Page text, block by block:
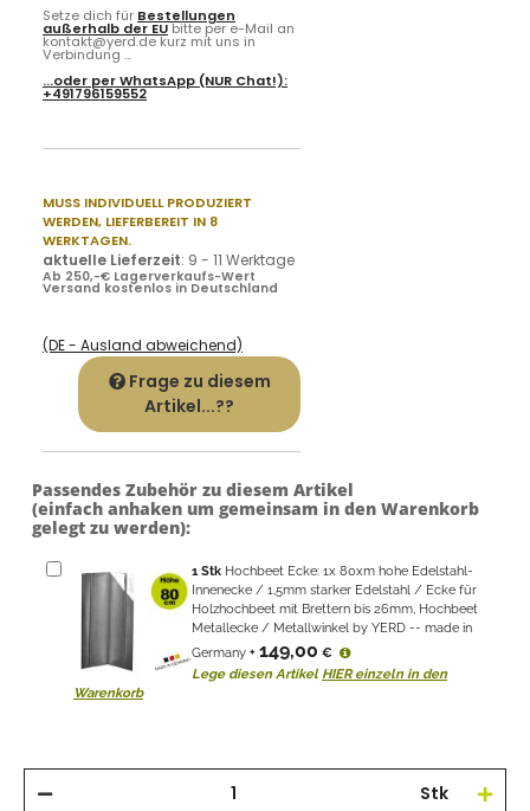
Setze dich für Bestellungen
außerhalb der EUbitte per e-Mail an
kontakt@yerd.de kurz mit uns in
Verbindung ...
...oder perWhatsApp (NUR Chat!):
+491796159552
MUSS INDIVIDUELL PRODUZIERT
WERDEN, LIEFERBEREIT IN 8
WERKTAGEN.
aktuelle Lieferzeit: 9 - 11 Werktage
Ab 250,-€ Lagerverkaufs-Wert
Versand kostenlos in Deutschland
(DE - Ausland abweichend)
Frage zu diesem
Artikel...??
Passendes Zubehör zu diesem Artikel
(einfach anhaken um gemeinsam in den Warenkorb
gelegt zu werden):
1 Stk Hochbeet Ecke: 1x 80xm hohe Edelstahl-
Innenecke / 1,5mm starker Edelstahl / Ecke für
Holzhochbeet mit Brettern bis 26mm, Hochbeet
Metallecke / Metallwinkel by YERD -- made in
Germany + 149,00 €
Lege diesen Artikel HIER einzeln in den
Warenkorb
Stk